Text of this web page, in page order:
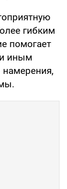
гибким
помогает
иным